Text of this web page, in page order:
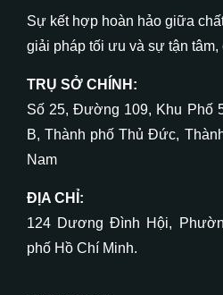
Sự kết hợp hoàn hảo giữa
giải pháp tối ưu và sự tận tâm,
TRỤ SỞ CHÍNH:
Số 25, Đường 109, Khu Phố
B, Thành phố Thủ Đức,
Nam
ĐỊA CHỈ:
124 Dương Đình Hội,
phố Hồ Chí Minh.